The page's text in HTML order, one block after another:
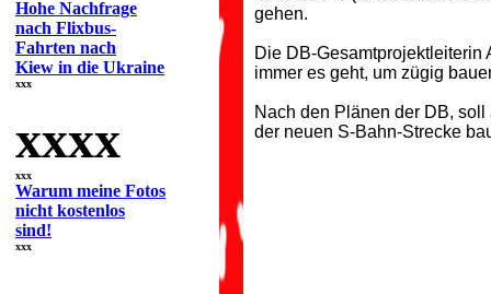
Hohe Nachfrage
nach Flixbus-
Fahrten nach
Kiew in die Ukraine
xxx
xxxx
xxx
Warum meine Fotos
nicht kostenlos
sind!
xxx
gehen.
Die DB-Gesamtprojektleiterin
immer es geht, um zügig
Nach den Plänen der DB,
der neuen S-Bahn-Strecke